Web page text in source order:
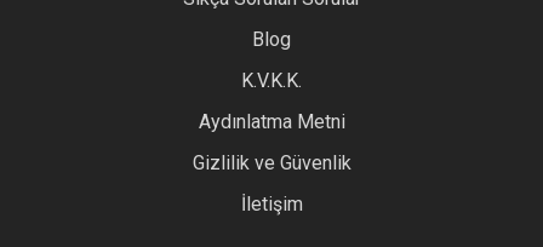
Ürün açıklamasında eksik bilgiler bulunuyor.
Ürün bilgilerinde hatalar bulunuyor.
Ürün fiyatı diğer sitelerden daha pahalı.
Blog
K.V.K.K.
Aydınlatma Metni
Gizlilik ve Güvenlik
İletişim